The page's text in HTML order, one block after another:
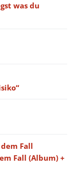
was du
Fall (Album) +